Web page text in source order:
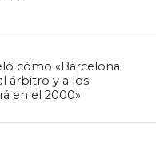
cómo «Barcelona
árbitro y a los
en el 2000»